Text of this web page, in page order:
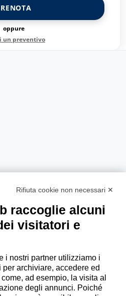
oppure
un preventivo
Rifiuta cookie non necessari ✕
raccoglie alcuni
visitatori e
i nostri partner utilizziamo i
archiviare, accedere ed
ad esempio, la visita al
degli annunci. Poiché